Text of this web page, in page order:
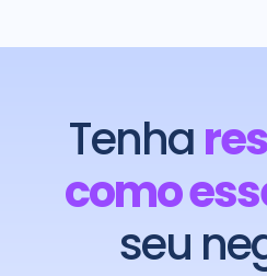
Tenha
como
seu